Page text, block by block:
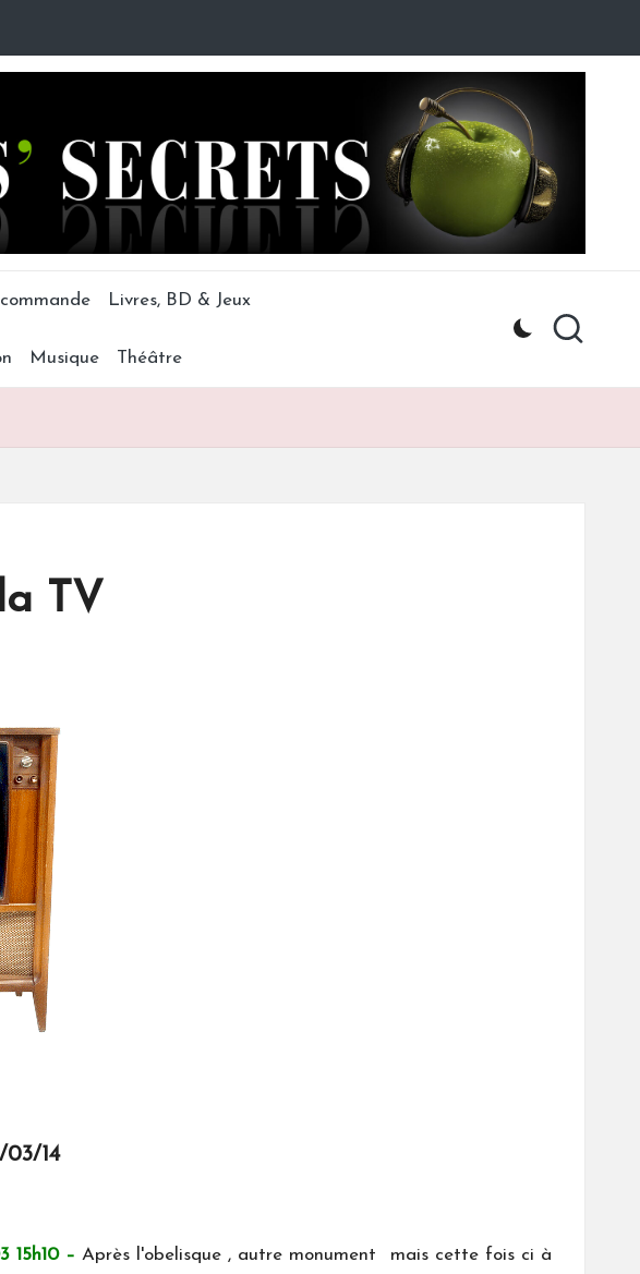
Livres, BD & Jeux
Musique Théâtre
TV
14
15h10– Après l'obelisque , autre monument mais cette fois ci à